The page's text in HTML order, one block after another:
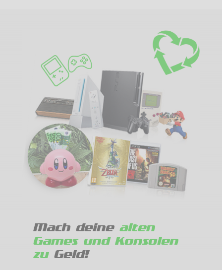
Mach deine alten
Games und Konsolen
zuGeld!